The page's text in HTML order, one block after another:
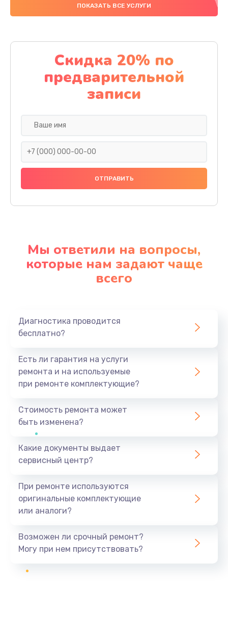
ПОКАЗАТЬ ВСЕ УСЛУГИ
Скидка 20% по
предварительной
записи
Мы ответили на вопросы,
которые нам задают чаще
всего
Диагностика проводится
бесплатно?
Есть ли гарантия на услуги
ремонта и на используемые
при ремонте комплектующие?
Стоимость ремонта может
быть изменена?
Какие документы выдает
сервисный центр?
При ремонте используются
оригинальные комплектующие
или аналоги?
Возможен ли срочный ремонт?
Могу при нем присутствовать?